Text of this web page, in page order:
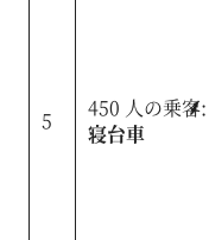
5
450 人の乗客:
寝台車